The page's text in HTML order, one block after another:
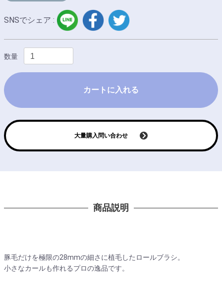
SNSでシェア :
LINE facebook
数量
カートに入れる
大量購入問い合わせ
商品説明
豚毛だけを極限の28mmの細さに植毛したロールブラシ。
小さなカールも作れるプロの逸品です。